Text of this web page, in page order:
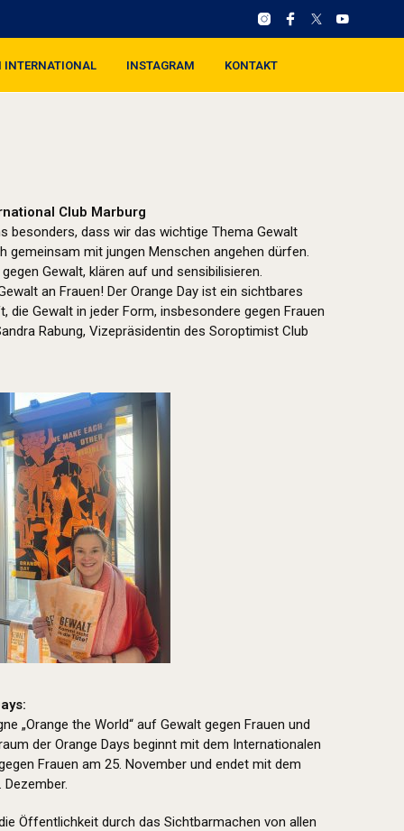
INTERNATIONAL INSTAGRAM KONTAKT
Club Marburg
besonders, dass wir das wichtige Thema Gewalt
gemeinsam mit jungen Menschen angehen dürfen.
Gewalt, klären auf und sensibilisieren.
an Frauen! Der Orange Day ist ein sichtbares
die Gewalt in jeder Form, insbesondere gegen Frauen
Rabung, Vizepräsidentin des Soroptimist Club
„Orange the World“ auf Gewalt gegen Frauen und
der Orange Days beginnt mit dem Internationalen
Frauen am 25. November und endet mit dem
Öffentlichkeit durch das Sichtbarmachen von allen